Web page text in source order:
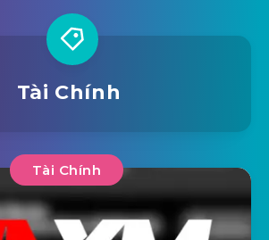
Tài Chính
Tài Chính